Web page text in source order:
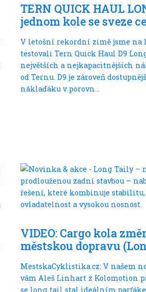
TERN QUICK HAUL
jednom kole se sveze
V letošní rekordní zimě jsme na
testovali Tern Quick Haul D9
největších a nejkapacitnějších
od Ternu. D9 je zároveň
náklaďáku v porovn...
VIDEO: Cargo kola
městskou dopravu
MestskaCyklistika.cz: V našem
vám Aleš Linhart z Kolomotion
se long tail stal ideálním